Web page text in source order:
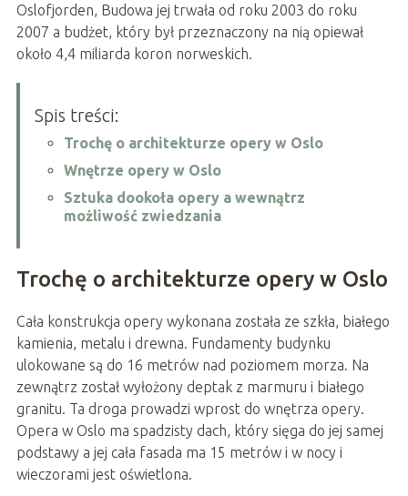
Oslofjorden, Budowa jej trwała od roku 2003 do roku
2007 a budżet, który był przeznaczony na nią opiewał
około 4,4 miliarda koron norweskich.
Spis treści:
Trochę o architekturze opery w Oslo
Wnętrze opery w Oslo
Sztuka dookoła opery a wewnątrz
możliwość zwiedzania
Trochę o architekturze opery w Oslo
Cała konstrukcja opery wykonana została ze szkła, białego
kamienia, metalu i drewna. Fundamenty budynku
ulokowane są do 16 metrów nad poziomem morza. Na
zewnątrz został wyłożony deptak z marmuru i białego
granitu. Ta droga prowadzi wprost do wnętrza opery.
Opera w Oslo ma spadzisty dach, który sięga do jej samej
podstawy a jej cała fasada ma 15 metrów i w nocy i
wieczorami jest oświetlona.